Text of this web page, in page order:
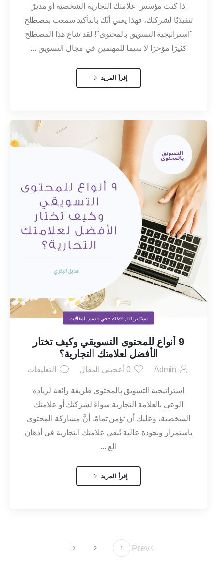
إذا كنتَ مؤسس علامتك التجارية الشخصية أو مديرًا
تنفيذيًا لشركتك، فهذا يعني أنَّك بالتأكيد سمعت بمصطلح
"استراتيجية التسويق بالمحتوى"! لقد شاع هذا المصطلح
كثيرًا مؤخرًا لا سيما للمهتمين في مجال التسويق ...
إقرأ المزيد
سبتمبر 18, 2024 - في قسم المقالات
9 أنواع للمحتوى التسويقي وكيف تختار
الأفضل لعلامتك التجارية؟
Admin
0أعجبني المقال التعليقات
استراتيجية التسويق بالمحتوى طريقة رائعة لزيادة
الوعي بالعلامة التجارية سواءً لشركتك أو علامتك
الشخصية، وعليك أن تؤمن تمامًا أنَّ مشاركة المحتوى
باستمرار وبجودة عالية تُبقي علامتك التجارية في أذهان
الع ...
إقرأ المزيد
Prev
1
2